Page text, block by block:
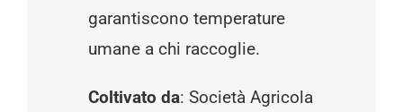
garantiscono temperature
umane a chi raccoglie.
Coltivato da: Società Agricola